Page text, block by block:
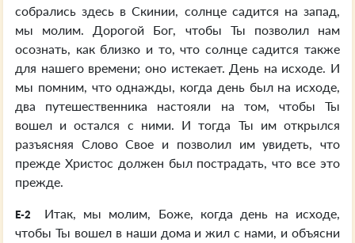
собрались здесь в Скинии, солнце садится на запад,
мы молим. Дорогой Бог, чтобы Ты позволил нам
осознать, как близко и то, что солнце садится также
для нашего времени; оно истекает. День на исходе. И
мы помним, что однажды, когда день был на исходе,
два путешественника настояли на том, чтобы Ты
вошел и остался с ними. И тогда Ты им открылся
разъясняя Слово Свое и позволил им увидеть, что
прежде Христос должен был пострадать, что все это
прежде.
E-2
Итак, мы молим, Боже, когда день на исходе,
чтобы Ты вошел в наши дома и жил с нами, и объясни